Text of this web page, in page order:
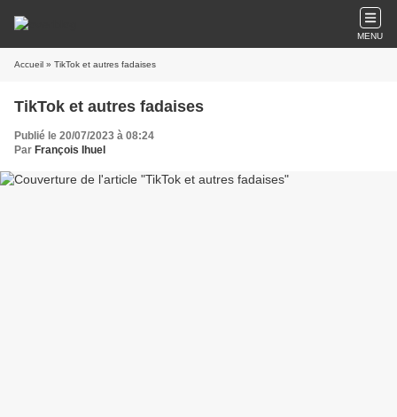
MENU
Accueil » TikTok et autres fadaises
TikTok et autres fadaises
Publié le 20/07/2023 à 08:24
Par François Ihuel